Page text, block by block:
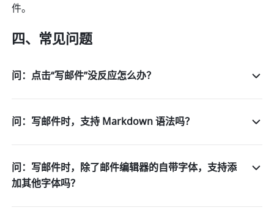
件。
四、常见问题
问：点击“写邮件”没反应怎么办？
问：写邮件时，支持 Markdown 语法吗？
问：写邮件时，除了邮件编辑器的自带字体，支持添
加其他字体吗？